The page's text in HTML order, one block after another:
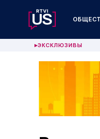
▶ЭКСКЛЮЗИВЫ